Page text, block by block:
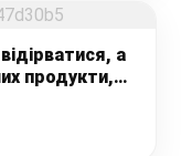
а
продукти,